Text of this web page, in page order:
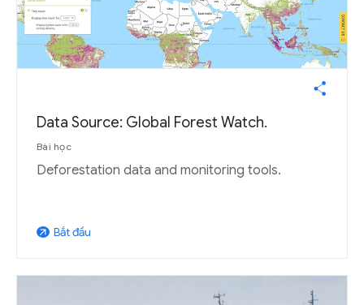
Data Source: Global Forest Watch.
Bài học
Deforestation data and monitoring tools.
arrow_outward Bắt đầu